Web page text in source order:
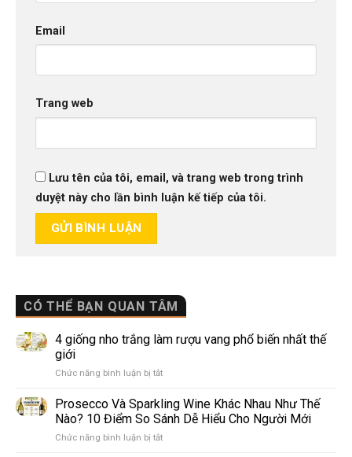
CÓ THỂ BẠN QUAN TÂM
4 giống nho trắng làm rượu vang phổ biến nhất thế
giới
Chức năng bình luận bị tắtở
giống
nho
trắng
làm
Prosecco Và Sparkling Wine Khác Nhau Như Thế
Nào? 10 Điểm So Sánh Dễ Hiểu Cho Người Mới
Chức năng bình luận bị tắtở
Email
Trang web
Lưu tên của tôi, email, và trang web trong trình
duyệt này cho lần bình luận kế tiếp của tôi.